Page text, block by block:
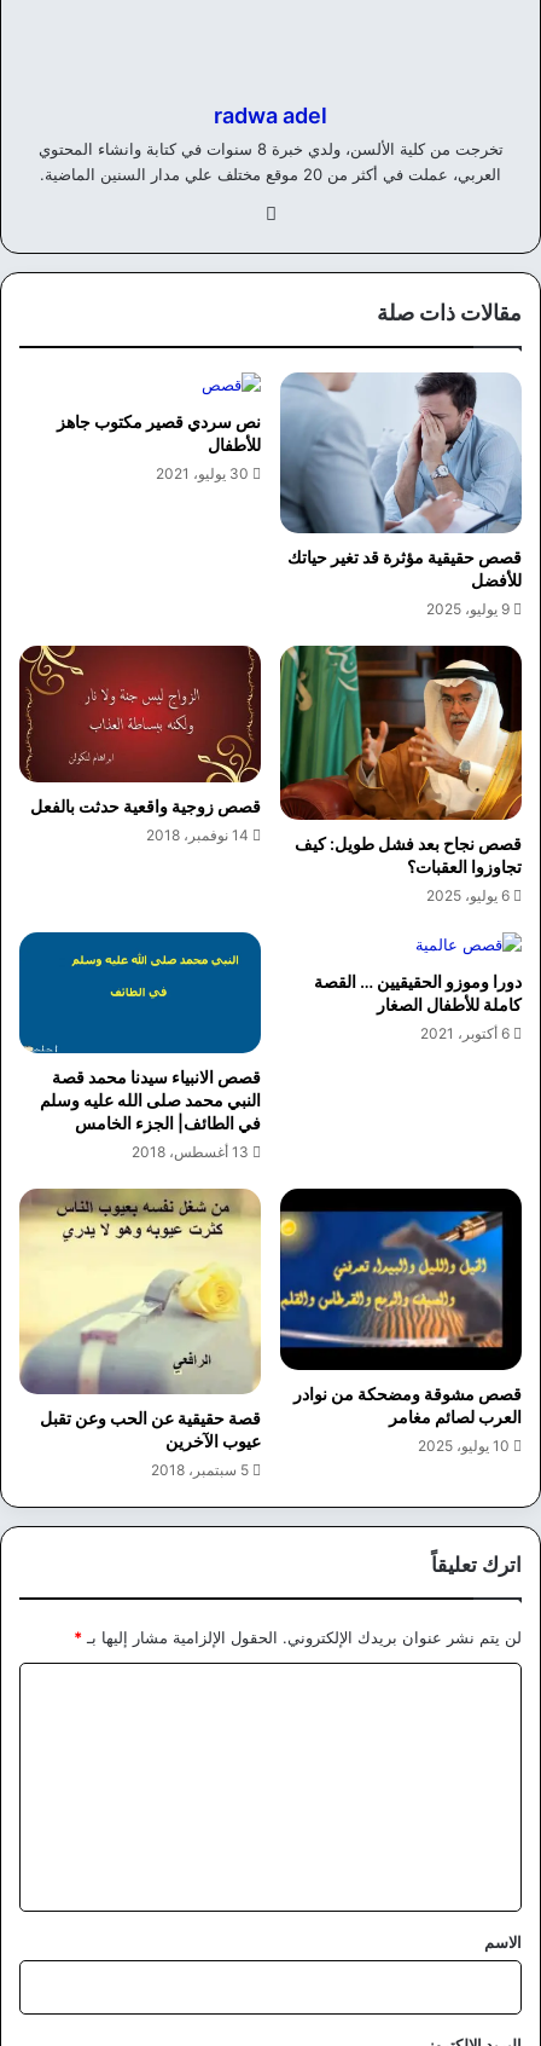
radwa adel
تخرجت من كلية الألسن، ولدي خبرة 8 سنوات في كتابة وانشاء المحتوي
العربي، عملت في أكثر من 20 موقع مختلف علي مدار السنين الماضية.
وك
مقالات ذات صلة
قصص حقيقية مؤثرة قد تغير حياتك
للأفضل
9 يوليو، 2025
نص سردي قصير مكتوب جاهز
للأطفال
30 يوليو، 2021
قصص نجاح بعد فشل طويل: كيف
تجاوزوا العقبات؟
6 يوليو، 2025
قصص زوجية واقعية حدثت بالفعل
14 نوفمبر، 2018
دورا وموزو الحقيقيين … القصة
كاملة للأطفال الصغار
6 أكتوبر، 2021
قصص الانبياء سيدنا محمد قصة
النبي محمد صلى الله عليه وسلم
في الطائف| الجزء الخامس
13 أغسطس، 2018
قصص مشوقة ومضحكة من نوادر
العرب لصائم مغامر
10 يوليو، 2025
قصة حقيقية عن الحب وعن تقبل
عيوب الآخرين
5 سبتمبر، 2018
اترك تعليقاً
لن يتم نشر عنوان بريدك الإلكتروني. الحقول الإلزامية مشار إليها بـ*
*
الاسم